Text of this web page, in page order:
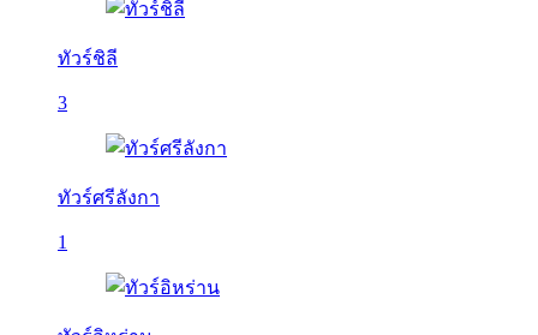
ทัวร์ชิลี
3
ทัวร์ศรีลังกา
1